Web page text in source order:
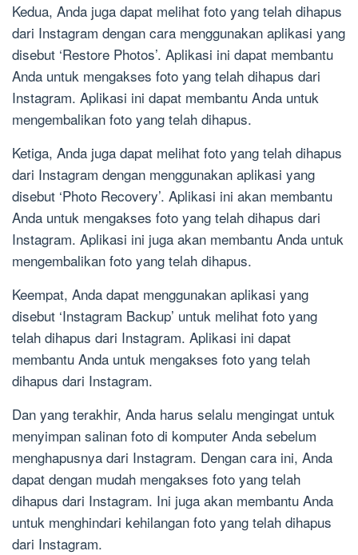
Kedua, Anda juga dapat melihat foto yang telah dihapus
dari Instagram dengan cara menggunakan aplikasi yang
disebut ‘Restore Photos’. Aplikasi ini dapat membantu
Anda untuk mengakses foto yang telah dihapus dari
Instagram. Aplikasi ini dapat membantu Anda untuk
mengembalikan foto yang telah dihapus.
Ketiga, Anda juga dapat melihat foto yang telah dihapus
dari Instagram dengan menggunakan aplikasi yang
disebut ‘Photo Recovery’. Aplikasi ini akan membantu
Anda untuk mengakses foto yang telah dihapus dari
Instagram. Aplikasi ini juga akan membantu Anda untuk
mengembalikan foto yang telah dihapus.
Keempat, Anda dapat menggunakan aplikasi yang
disebut ‘Instagram Backup’ untuk melihat foto yang
telah dihapus dari Instagram. Aplikasi ini dapat
membantu Anda untuk mengakses foto yang telah
dihapus dari Instagram.
Dan yang terakhir, Anda harus selalu mengingat untuk
menyimpan salinan foto di komputer Anda sebelum
menghapusnya dari Instagram. Dengan cara ini, Anda
dapat dengan mudah mengakses foto yang telah
dihapus dari Instagram. Ini juga akan membantu Anda
untuk menghindari kehilangan foto yang telah dihapus
dari Instagram.